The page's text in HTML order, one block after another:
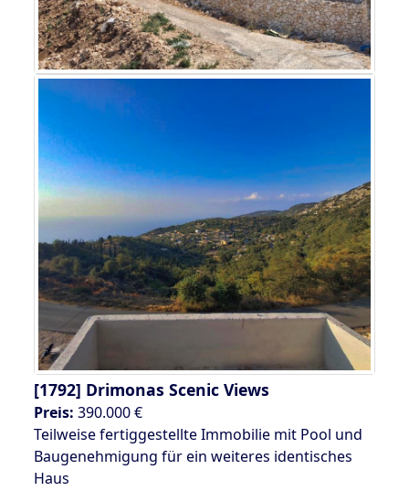
[1792] Drimonas Scenic Views
Preis: 390.000 €
Teilweise fertiggestellte Immobilie mit Pool und
Baugenehmigung für ein weiteres identisches
Haus